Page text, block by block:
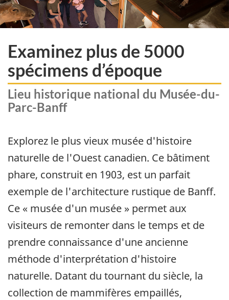
Examinez plus de 5000
spécimens d’époque
Lieu historique national du Musée-du-
Parc-Banff
Explorez le plus vieux musée d'histoire
naturelle de l'Ouest canadien. Ce bâtiment
phare, construit en 1903, est un parfait
exemple de l'architecture rustique de Banff.
Ce « musée d'un musée » permet aux
visiteurs de remonter dans le temps et de
prendre connaissance d'une ancienne
méthode d'interprétation d'histoire
naturelle. Datant du tournant du siècle, la
collection de mammifères empaillés,